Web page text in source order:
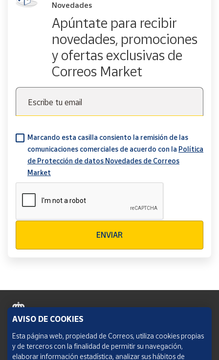
Novedades
Apúntate para recibir
novedades, promociones
y ofertas exclusivas de
Correos Market
Escribe tu email
Marcando esta casilla consiento la remisión de las
comunicaciones comerciales de acuerdo con la Política
de Protección de datos Novedades de Correos
Market
ENVIAR
Política de cookies
Aviso legal
AVISO DE COOKIES
Esta página web, propiedad de Correos, utiliza cookies propias
y de terceros con la finalidad de permitir su navegación,
elaborar información estadística, analizar sus hábitos de